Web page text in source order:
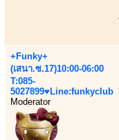
+Funky+
(เสนา.ซ.17)10:00-06:00
T:085-
5027899♥Line:funkyclub
Moderator